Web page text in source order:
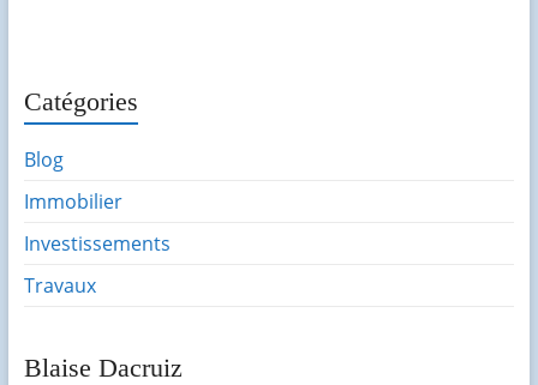
Catégories
Blog
Immobilier
Investissements
Travaux
Blaise Dacruiz